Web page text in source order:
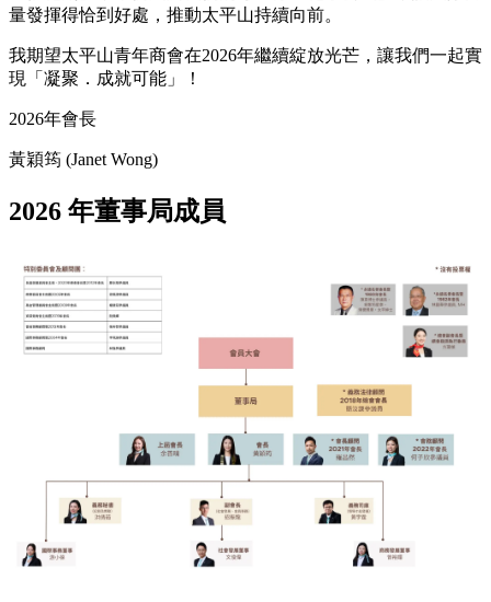
量發揮得恰到好處，推動太平山持續向前。
我期望太平山青年商會在2026年繼續綻放光芒，讓我們一起實
現「凝聚．成就可能」！
2026年會長
黃穎筠 (Janet Wong)
2026 年董事局成員